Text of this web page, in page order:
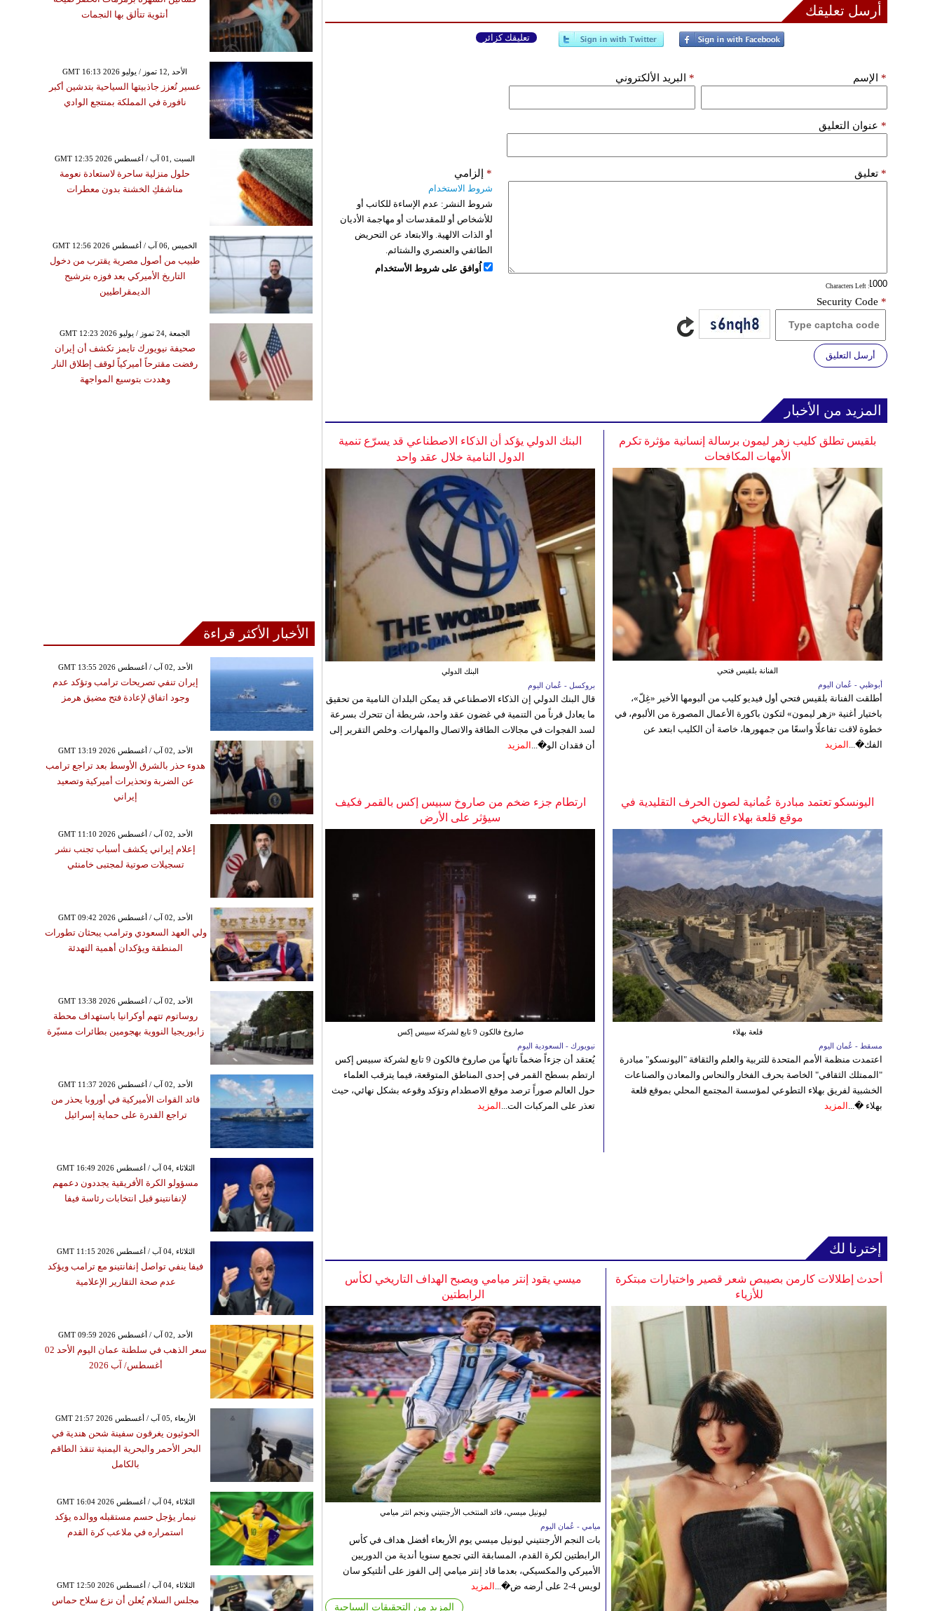
أرسل تعليقك
تعليقك كزائر
الإسم * البريد الألكتروني *
عنوان التعليق *
تعليق *
: Characters Left
إلزامي *
شروط الاستخدام
شروط النشر: عدم الإساءة للكاتب أو
للأشخاص أو للمقدسات أو مهاجمة الأديان
أو الذات الالهية. والابتعاد عن التحريض
الطائفي والعنصري والشتائم.
اُوافق على شروط الأستخدام
Security Code *
أرسل التعليق
المزيد من الأخبار
البنك الدولي يؤكد أن الذكاء الاصطناعي قد يسرّع تنمية
الدول النامية خلال عقد واحد
البنك الدولي
بروكسل - عُمان اليوم
قال البنك الدولي إن الذكاء الاصطناعي قد يمكن البلدان النامية من تحقيق
ما يعادل قرناً من التنمية في غضون عقد واحد، شريطة أن تتحرك بسرعة
لسد الفجوات في مجالات الطاقة والاتصال والمهارات. وخلص التقرير إلى
أن فقدان الو�... المزيد
بلقيس تطلق كليب زهر ليمون برسالة إنسانية مؤثرة تكرم
الأمهات المكافحات
الفنانة بلقيس فتحي
أبوظبي - عُمان اليوم
أطلقت الفنانة بلقيس فتحي أول فيديو كليب من ألبومها الأخير «غِلّ»،
باختيار أغنية «زهر ليمون» لتكون باكورة الأعمال المصورة من الألبوم، في
خطوة لاقت تفاعلًا واسعًا من جمهورها، خاصة أن الكليب ابتعد عن
الفك�... المزيد
ارتطام جزء ضخم من صاروخ سبيس إكس بالقمر فكيف
سيؤثر على الأرض
صاروخ فالكون 9 تابع لشركة سبيس إكس
نيويورك - السعودية اليوم
يُعتقد أن جزءاً ضخماً تائهاً من صاروخ فالكون 9 تابع لشركة سبيس إكس
ارتطم بسطح القمر في إحدى المناطق المتوقعة، فيما يترقب العلماء
حول العالم صوراً ترصد موقع الاصطدام وتؤكد وقوعه بشكل نهائي، حيث
تعذر على المركبات الت... المزيد
اليونسكو تعتمد مبادرة عُمانية لصون الحرف التقليدية في
موقع قلعة بهلاء التاريخي
قلعة بهلاء
مسقط - عُمان اليوم
اعتمدت منظمة الأمم المتحدة للتربية والعلم والثقافة "اليونسكو" مبادرة
"الممتلك الثقافي" الخاصة بحرف الفخار والنحاس والمعادن والصناعات
الخشبية لفريق بهلاء التطوعي لمؤسسة المجتمع المحلي بموقع قلعة
بهلاء �... المزيد
إخترنا لك
ميسي يقود إنتر ميامي ويصبح الهداف التاريخي لكأس
الرابطتين
ليونيل ميسي، قائد المنتخب الأرجنتيني ونجم انتر ميامي
ميامي - عُمان اليوم
بات النجم الأرجنتيني ليونيل ميسي يوم الأربعاء أفضل هداف في كأس
الرابطتين لكرة القدم، المسابقة التي تجمع سنويا أندية من الدوريين
الأميركي والمكسيكي، بعدما قاد إنتر ميامي إلى الفوز على أتلتيكو سان
لويس 4-2 على أرضه ض�...
المزيد
المزيد من التحقيقات السياحية
أحدث إطلالات كارمن بصيبص شعر قصير واختيارات مبتكرة
للأزياء
أنثوية تتألق بها النجمات
GMT 16:13 2026 الأحد ,12 تموز / يوليو
عسير تُعزز جاذبيتها السياحية بتدشين أكبر
نافورة في المملكة بمنتجع الوادي
GMT 12:35 2026 السبت ,01 آب / أغسطس
حلول منزلية ساحرة لاستعادة نعومة
مناشفكِ الخشنة بدون معطرات
GMT 12:56 2026 الخميس ,06 آب / أغسطس
طبيب من أصول مصرية يقترب من دخول
التاريخ الأميركي بعد فوزه بترشيح
الديمقراطيين
GMT 12:23 2026 الجمعة ,24 تموز / يوليو
صحيفة نيويورك تايمز تكشف أن إيران
رفضت مقترحاً أميركياً لوقف إطلاق النار
وهددت بتوسيع المواجهة
الأخبار الأكثر قراءة
GMT 13:55 2026 الأحد ,02 آب / أغسطس
إيران تنفي تصريحات ترامب وتؤكد عدم
وجود اتفاق لإعادة فتح مضيق هرمز
GMT 13:19 2026 الأحد ,02 آب / أغسطس
هدوء حذر بالشرق الأوسط بعد تراجع ترامب
عن الضربة وتحذيرات أميركية وتصعيد
إيراني
GMT 11:10 2026 الأحد ,02 آب / أغسطس
إعلام إيراني يكشف أسباب تجنب نشر
تسجيلات صوتية لمجتبى خامنئي
GMT 09:42 2026 الأحد ,02 آب / أغسطس
ولي العهد السعودي وترامب يبحثان تطورات
المنطقة ويؤكدان أهمية التهدئة
GMT 13:38 2026 الأحد ,02 آب / أغسطس
روساتوم تتهم أوكرانيا باستهداف محطة
زابوريجيا النووية بهجومين بطائرات مسيّرة
GMT 11:37 2026 الأحد ,02 آب / أغسطس
قائد القوات الأميركية في أوروبا يحذر من
تراجع القدرة على حماية إسرائيل
GMT 16:49 2026 الثلاثاء ,04 آب / أغسطس
مسؤولو الكرة الأفريقية يجددون دعمهم
لإنفانتينو قبل انتخابات رئاسة فيفا
GMT 11:15 2026 الثلاثاء ,04 آب / أغسطس
فيفا ينفي تواصل إنفانتينو مع ترامب ويؤكد
عدم صحة التقارير الإعلامية
GMT 09:59 2026 الأحد ,02 آب / أغسطس
سعر الذهب في سلطنة عمان اليوم الأحد 02
أغسطس/ آب 2026
GMT 21:57 2026 الأربعاء ,05 آب / أغسطس
الحوثيون يغرقون سفينة شحن هندية في
البحر الأحمر والبحرية اليمنية تنقذ الطاقم
بالكامل
GMT 16:04 2026 الثلاثاء ,04 آب / أغسطس
نيمار يؤجل حسم مستقبله ووالده يؤكد
استمراره في ملاعب كرة القدم
GMT 12:50 2026 الثلاثاء ,04 آب / أغسطس
مجلس السلام يُعلن أن نزع سلاح حماس